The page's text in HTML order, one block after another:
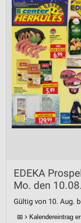
EDEKA
Mo. den 10.08.
Gültig von 10. Aug.
📅 Kalendereintrag